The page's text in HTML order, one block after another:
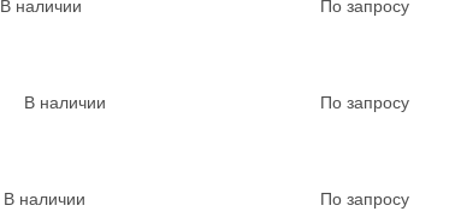
В наличии По запросу
В наличии По запросу
В наличии По запросу